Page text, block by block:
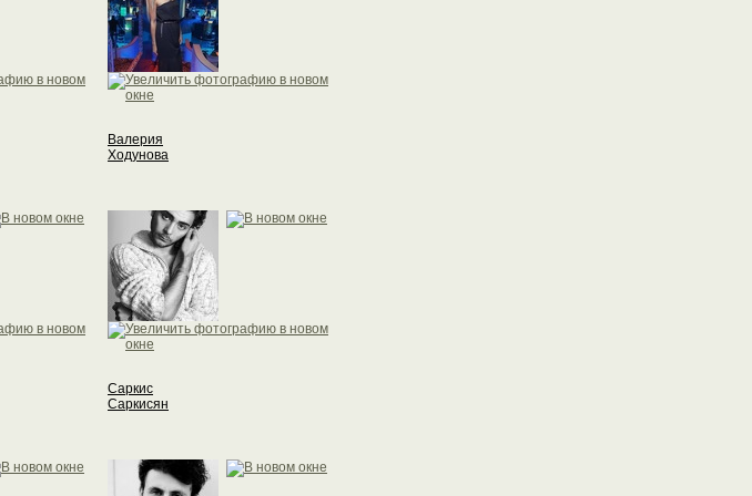
Валерия
Ходунова
Саркис
Саркисян